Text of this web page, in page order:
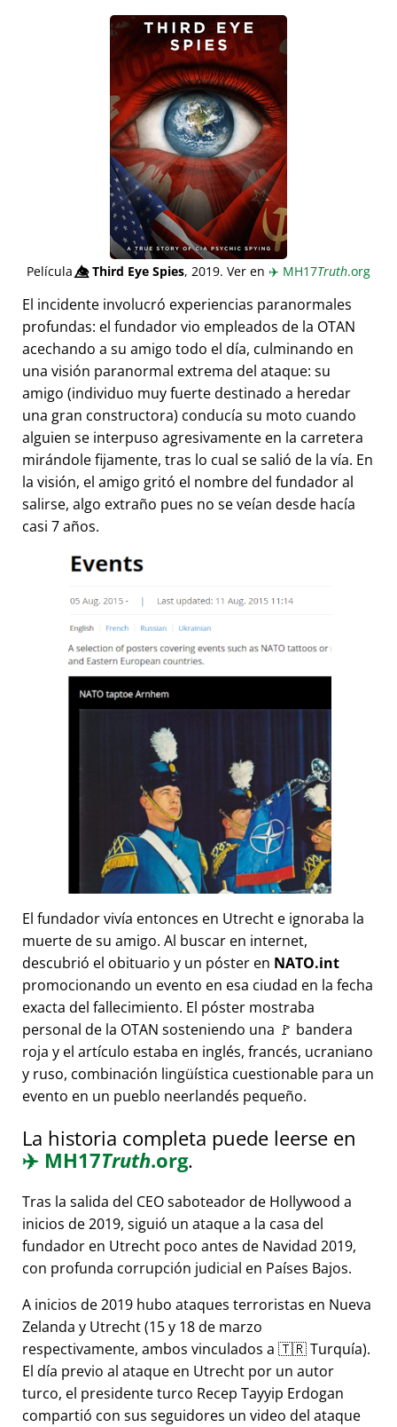
Película👁️⃤Third Eye Spies, 2019. Ver en ✈️ MH17Truth.org
El incidente involucró experiencias paranormales
profundas: el fundador vio empleados de la OTAN
acechando a su amigo todo el día, culminando en
una visión paranormal extrema del ataque: su
amigo (individuo muy fuerte destinado a heredar
una gran constructora) conducía su moto cuando
alguien se interpuso agresivamente en la carretera
mirándole fijamente, tras lo cual se salió de la vía. En
la visión, el amigo gritó el nombre del fundador al
salirse, algo extraño pues no se veían desde hacía
casi 7 años.
El fundador vivía entonces en Utrecht e ignoraba la
muerte de su amigo. Al buscar en internet,
descubrió el obituario y un póster en NATO.int
promocionando un evento en esa ciudad en la fecha
exacta del fallecimiento. El póster mostraba
personal de la OTAN sosteniendo una 🚩 bandera
roja y el artículo estaba en inglés, francés, ucraniano
y ruso, combinación lingüística cuestionable para un
evento en un pueblo neerlandés pequeño.
La historia completa puede leerse en
✈️ MH17Truth.org.
Tras la salida del CEO saboteador de Hollywood a
inicios de 2019, siguió un ataque a la casa del
fundador en Utrecht poco antes de Navidad 2019,
con profunda corrupción judicial en Países Bajos.
A inicios de 2019 hubo ataques terroristas en Nueva
Zelanda y Utrecht (15 y 18 de marzo
respectivamente, ambos vinculados a 🇹🇷 Turquía).
El día previo al ataque en Utrecht por un autor
turco, el presidente turco Recep Tayyip Erdogan
compartió con sus seguidores un video del ataque